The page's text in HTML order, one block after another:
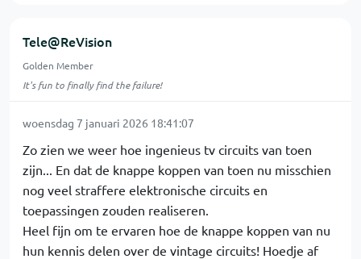
Tele@ReVision
Golden Member
It's fun to finally find the failure!
woensdag 7 januari 2026 18:41:07
Zo zien we weer hoe ingenieus tv circuits van toen
zijn... En dat de knappe koppen van toen nu misschien
nog veel straffere elektronische circuits en
toepassingen zouden realiseren.
Heel fijn om te ervaren hoe de knappe koppen van nu
hun kennis delen over de vintage circuits! Hoedje af